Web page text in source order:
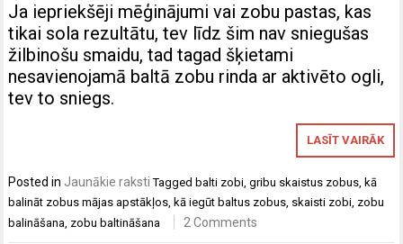
Ja iepriekšēji mēģinājumi vai zobu pastas, kas
tikai sola rezultātu, tev līdz šim nav sniegušas
žilbinošu smaidu, tad tagad šķietami
nesavienojamā baltā zobu rinda ar aktivēto ogli,
tev to sniegs.
LASĪT VAIRĀK
Posted in Jaunākie raksti Tagged balti zobi,gribu skaistus zobus, kā
balināt zobus mājas apstākļos, kā iegūt baltus zobus, skaisti zobi, zobu
balināšana, zobu baltināšana 2 Comments